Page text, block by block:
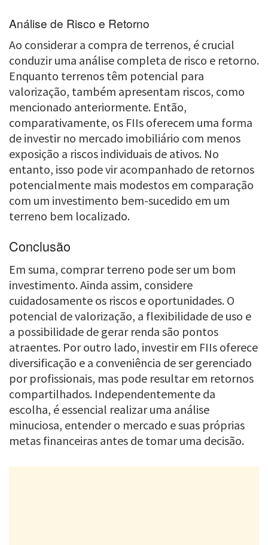
Análise de Risco e Retorno
Ao considerar a compra de terrenos, é crucial
conduzir uma análise completa de risco e retorno.
Enquanto terrenos têm potencial para
valorização, também apresentam riscos, como
mencionado anteriormente. Então,
comparativamente, os FIIs oferecem uma forma
de investir no mercado imobiliário com menos
exposição a riscos individuais de ativos. No
entanto, isso pode vir acompanhado de retornos
potencialmente mais modestos em comparação
com um investimento bem-sucedido em um
terreno bem localizado.
Conclusão
Em suma, comprar terreno pode ser um bom
investimento. Ainda assim, considere
cuidadosamente os riscos e oportunidades. O
potencial de valorização, a flexibilidade de uso e
a possibilidade de gerar renda são pontos
atraentes. Por outro lado, investir em FIIs oferece
diversificação e a conveniência de ser gerenciado
por profissionais, mas pode resultar em retornos
compartilhados. Independentemente da
escolha, é essencial realizar uma análise
minuciosa, entender o mercado e suas próprias
metas financeiras antes de tomar uma decisão.